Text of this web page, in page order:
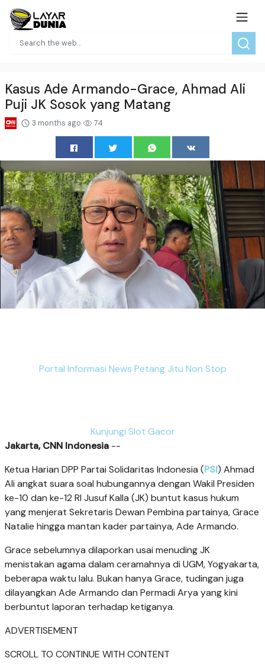
Kasus Ade Armando-Grace, Ahmad Ali
Puji JK Sosok yang Matang
3 months ago 74
Portal Informasi News Petang Jitu Non Stop
Kunjungi Slot Gacor
Jakarta, CNN Indonesia --
Ketua Harian DPP Partai Solidaritas Indonesia (PSI) Ahmad
Ali angkat suara soal hubungannya dengan Wakil Presiden
ke-10 dan ke-12 RI Jusuf Kalla (JK) buntut kasus hukum
yang menjerat Sekretaris Dewan Pembina partainya, Grace
Natalie hingga mantan kader partainya, Ade Armando.
Grace sebelumnya dilaporkan usai menuding JK
menistakan agama dalam ceramahnya di UGM, Yogyakarta,
beberapa waktu lalu. Bukan hanya Grace, tudingan juga
dilayangkan Ade Armando dan Permadi Arya yang kini
berbuntut laporan terhadap ketiganya.
ADVERTISEMENT
SCROLL TO CONTINUE WITH CONTENT